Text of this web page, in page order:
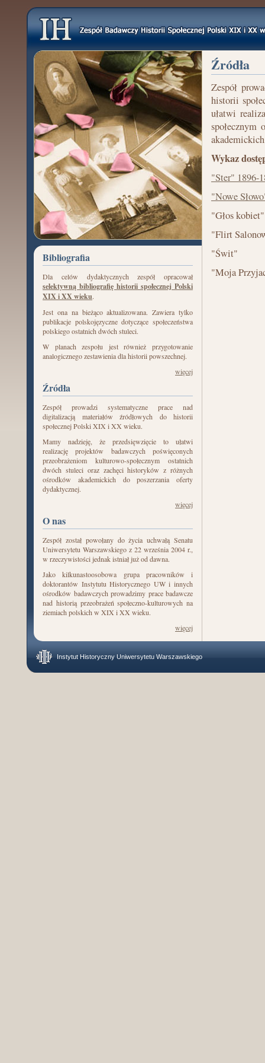
Źródła
Zespół
historii
ułatwi
Wykaz
"Ster" 1896-
"Nowe
"Głos kobiet"
"Flirt
"Świt"
"Moja
Bibliografia
Dla celów dydaktycznych zespół opracował
selektywną bibliografię historii społecznej Polski
XIX i XX wieku.
Jest ona na bieżąco aktualizowana. Zawiera tylko
publikacje polskojęzyczne dotyczące społeczeństwa
polskiego ostatnich dwóch stuleci.
W planach zespołu jest również przygotowanie
analogicznego zestawienia dla historii powszechnej.
więcej
Źródła
Zespół prowadzi systematyczne prace nad
digitalizacją materiałów źródłowych do historii
społecznej Polski XIX i XX wieku.
Mamy nadzieję, że przedsięwzięcie to ułatwi
realizację projektów badawczych poświęconych
przeobrażeniom kulturowo-społecznym ostatnich
dwóch stuleci oraz zachęci historyków z różnych
ośrodków akademickich do poszerzania oferty
dydaktycznej.
więcej
O nas
Zespół został powołany do życia uchwałą Senatu
Uniwersytetu Warszawskiego z 22 września 2004 r.,
w rzeczywistości jednak istniał już od dawna.
Jako kilkunastoosobowa grupa pracowników i
doktorantów Instytutu Historycznego UW i innych
ośrodków badawczych prowadzimy prace badawcze
nad historią przeobrażeń społeczno-kulturowych na
ziemiach polskich w XIX i XX wieku.
więcej
Instytut Historyczny Uniwersytetu Warszawskiego